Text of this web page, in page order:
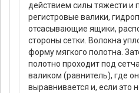
действием силы тяжести и
регистровые валики,
отсасывающие ящики,
стороны сетки. Волокна
форму мягкого полотна.
полотно проходит под
валиком (равнитель), где
выравнивается и, если это